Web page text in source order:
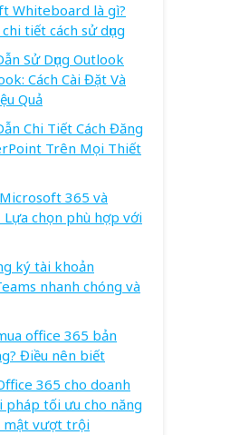
Whiteboard là gì?
tiết cách sử dụng
Sử Dụng Outlook
Cách Cài Đặt Và
Quả
Chi Tiết Cách Đăng
Trên Mọi Thiết
365 và
Lựa chọn phù hợp với
ký tài khoản
nhanh chóng và
office 365 bản
Điều nên biết
365 cho doanh
pháp tối ưu cho năng
mật vượt trội